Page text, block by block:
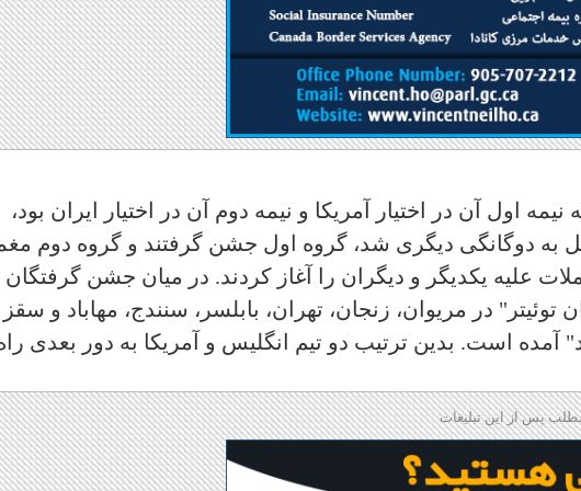
اول آن در اختیار آمریکا و نیمه دوم آن در اختیار ایران بود،
به دوگانگی دیگری شد، گروه اول جشن گرفتند و گروه دوم
علیه یکدیگر و دیگران را آغاز کردند. در میان جشن گرفتگان
در مریوان، زنجان، تهران، بابلسر، سنندج، مهاباد و سقز
آمده است. بدین ترتیب دو تیم انگلیس و آمریکا به دور بعدی
پس از این تبلیغات